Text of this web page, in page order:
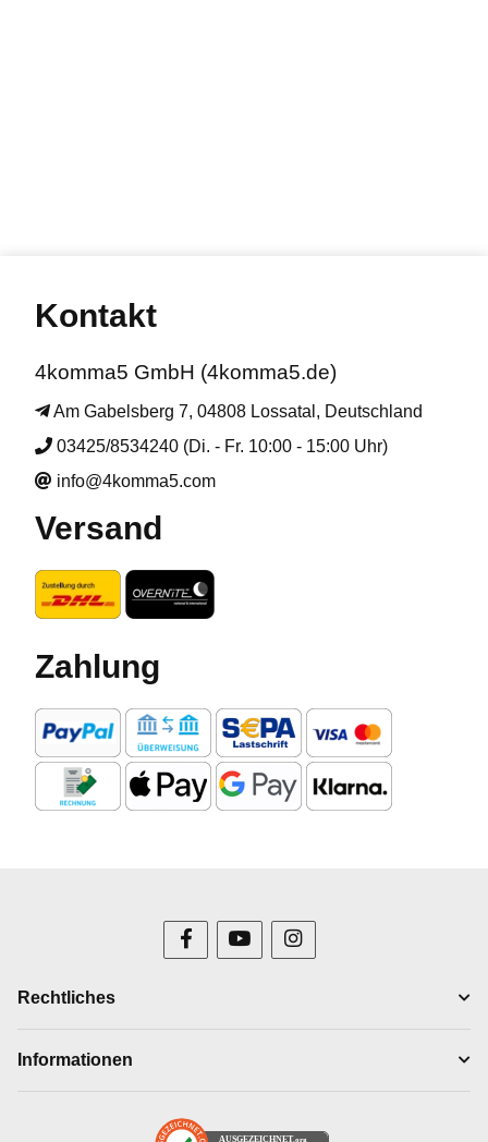
Kontakt
4komma5 GmbH (4komma5.de)
Am Gabelsberg 7, 04808 Lossatal, Deutschland
03425/8534240 (Di. - Fr. 10:00 - 15:00 Uhr)
info@4komma5.com
Versand
Zahlung
Rechtliches
Informationen
AUSGEZEICHNET .org